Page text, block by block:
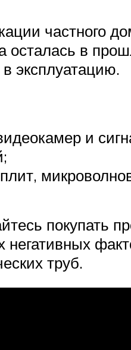
частного
в
эксплуатацию.
и
покупать
негативных
труб.